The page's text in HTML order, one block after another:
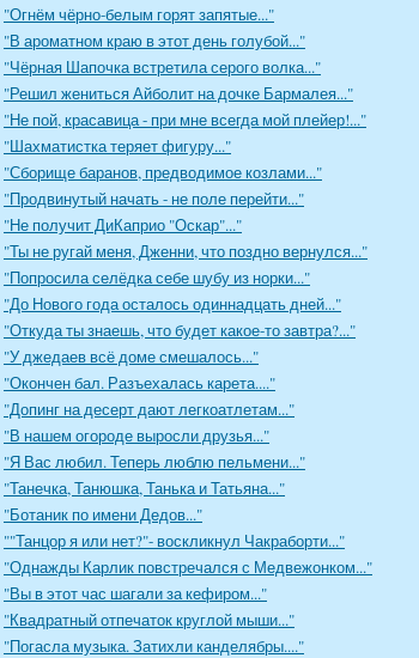
"Огнём чёрно-белым горят запятые..."
"В ароматном краю в этот день голубой..."
"Чёрная Шапочка встретила серого волка..."
"Решил жениться Айболит на дочке Бармалея..."
"Не пой, красавица - при мне всегда мой плейер!..."
"Шахматистка теряет фигуру..."
"Сборище баранов, предводимое козлами..."
"Продвинутый начать - не поле перейти..."
"Не получит ДиКаприо "Оскар"..."
"Ты не ругай меня, Дженни, что поздно вернулся..."
"Попросила селёдка себе шубу из норки..."
"До Нового года осталось одиннадцать дней..."
"Откуда ты знаешь, что будет какое-то завтра?..."
"У джедаев всё доме смешалось..."
"Окончен бал. Разъехалась карета...."
"Допинг на десерт дают легкоатлетам..."
"В нашем огороде выросли друзья..."
"Я Вас любил. Теперь люблю пельмени..."
"Танечка, Танюшка, Танька и Татьяна..."
"Ботаник по имени Дедов..."
""Танцор я или нет?"- воскликнул Чакраборти..."
"Однажды Карлик повстречался с Медвежонком..."
"Вы в этот час шагали за кефиром..."
"Квадратный отпечаток круглой мыши..."
"Погасла музыка. Затихли канделябры...."